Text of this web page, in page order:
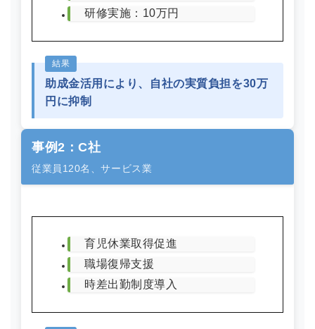
研修実施：10万円
結果
助成金活用により、自社の実質負担を30万
円に抑制
事例2：C社
従業員120名、サービス業
育児休業取得促進
職場復帰支援
時差出勤制度導入